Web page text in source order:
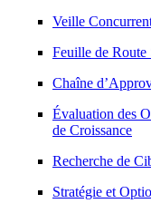
Veille
Feuille de Route
Chaîne
Évaluation des
de Croissance
Recherche de
Stratégie et